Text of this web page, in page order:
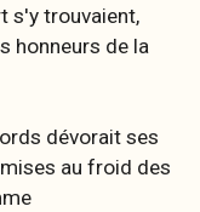
s'y trouvaient,
honneurs de la
dévorait ses
au froid des